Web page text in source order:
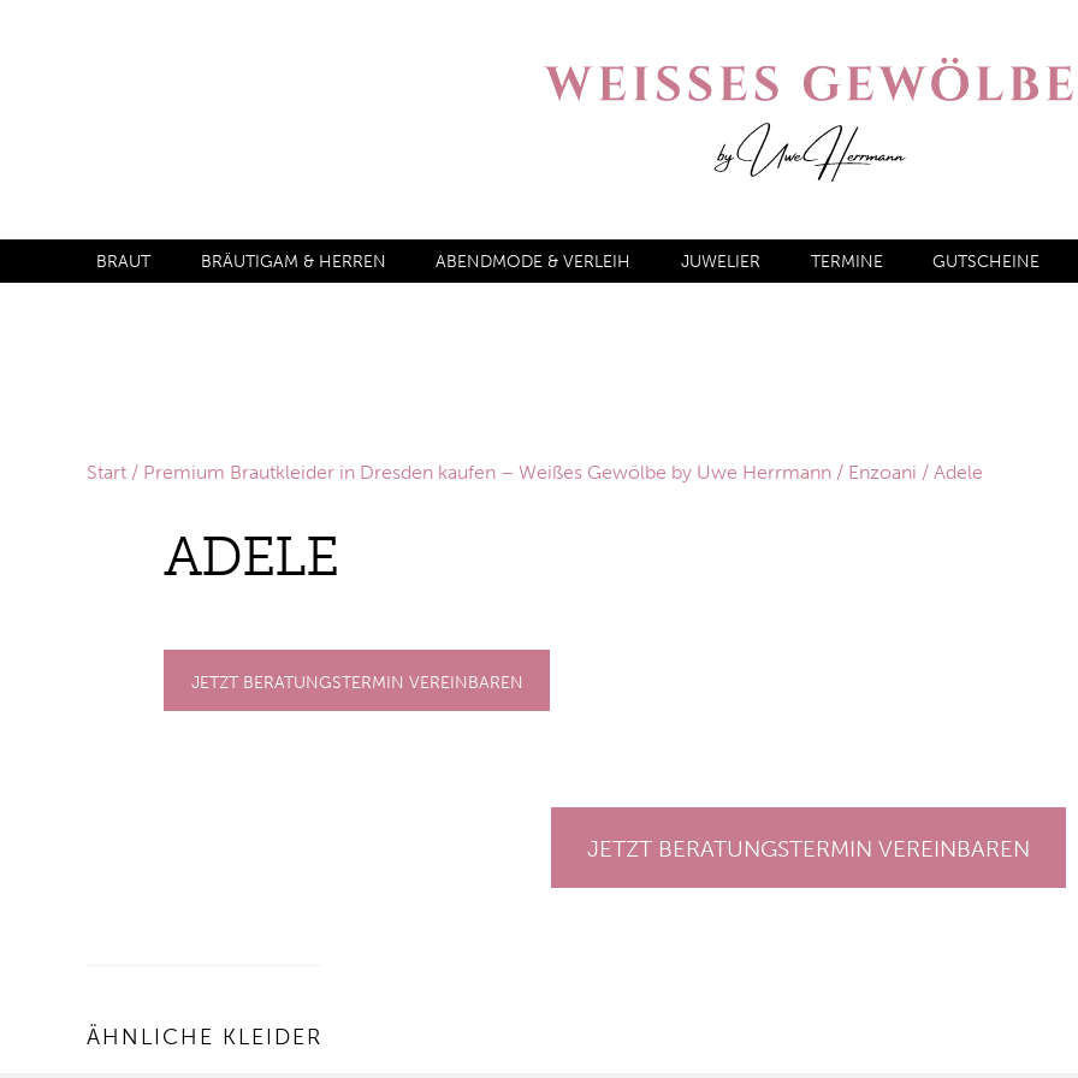
BRAUT BRÄUTIGAM & HERREN ABENDMODE & VERLEIH JUWELIER TERMINE GUTSCHEINE
Start / Premium Brautkleider in Dresden kaufen – Weißes Gewölbe by Uwe Herrmann / Enzoani / Adele
ADE­LE
JETZT BERATUNGSTERMIN VEREINBAREN
JETZT BERATUNGSTERMIN VEREINBAREN
ÄHNLICHE KLEIDER